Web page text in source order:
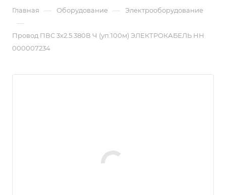
Главная — Оборудование — Электрооборудование
—
Провод ПВС 3х2.5 380В Ч (уп.100м) ЭЛЕКТРОКАБЕЛЬ НН
000007234